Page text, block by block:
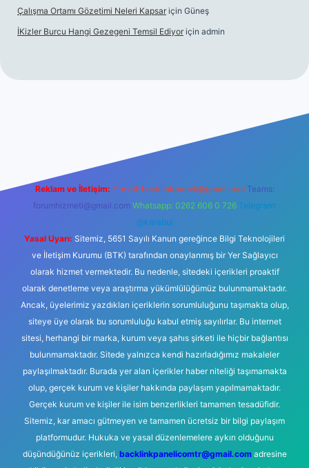
Çalışma Ortamı Gözetimi Neleri Kapsar için Güneş
İKizler Burcu Hangi Gezegeni Temsil Ediyor için admin
Reklam ve İletişim: E-mail: backlinkpaneli@gmail.com Teams:
forumhizmeti@gmail.com Whatsapp: 0262 606 0 726 Telegram:
@karabul
Yasal Uyarı: Sitemiz, 5651 Sayılı Kanun gereğince Bilgi Teknolojileri
ve İletişim Kurumu (BTK) tarafından onaylanmış bir Yer Sağlayıcı
olarak hizmet vermektedir. Bu nedenle, sitedeki içerikleri proaktif
olarak denetleme veya araştırma yükümlülüğümüz bulunmamaktadır.
Ancak, üyelerimiz yazdıkları içeriklerin sorumluluğunu taşımakta olup,
siteye üye olarak bu sorumluluğu kabul etmiş sayılırlar. Bu internet
sitesi, herhangi bir marka, kurum veya şahıs şirketi ile hiçbir bağlantısı
bulunmamaktadır. Sitede yalnızca kendi hazırladığımız makaleler
paylaşılmaktadır. Burada yer alan içerikler haber niteliği taşımamakta
olup, gerçek kurum ve kişiler hakkında paylaşım yapılmamaktadır.
Gerçek kurum ve kişiler ile isim benzerlikleri tamamen tesadüfidir.
Sitemiz, kar amacı gütmeyen ve tamamen ücretsiz bir bilgi paylaşım
platformudur. Hukuka ve yasal düzenlemelere aykırı olduğunu
düşündüğünüz içerikleri, backlinkpanelicomtr@gmail.comadresine